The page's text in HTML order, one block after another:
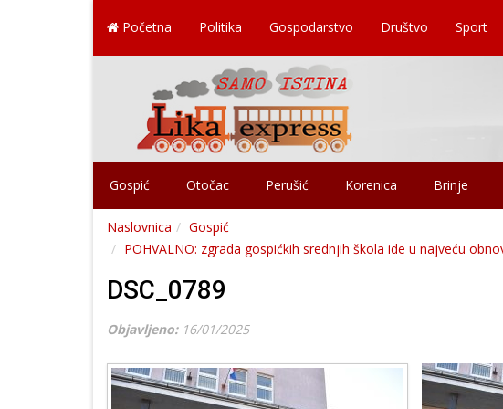
Početna Politika Gospodarstvo Društvo Sport
Gospić Otočac Perušić Korenica Brinje
Naslovnica
Gospić
POHVALNO: zgrada gospićkih srednjih škola ide u najveću
DSC_0789
Objavljeno: 16/01/2025